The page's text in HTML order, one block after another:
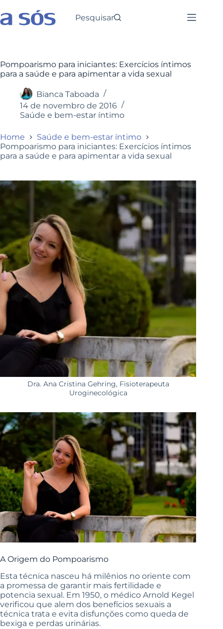
Pesquisar
Pompoarismo para iniciantes: Exercícios íntimos
para a saúde e para apimentar a vida sexual
Bianca Taboada
14 de novembro de 2016
Saúde e bem-estar íntimo
Home
Saúde e bem-estar íntimo
Pompoarismo para iniciantes: Exercícios íntimos
para a saúde e para apimentar a vida sexual
Dra. Ana Cristina Gehring, Fisioterapeuta
Uroginecológica
A Origem do Pompoarismo
Esta técnica nasceu há milênios no oriente com
a promessa de garantir mais fertilidade e
potencia sexual. Em 1950, o médico Arnold Kegel
verificou que alem dos benefícios sexuais a
técnica trata e evita disfunções como queda de
bexiga e perdas urinárias.